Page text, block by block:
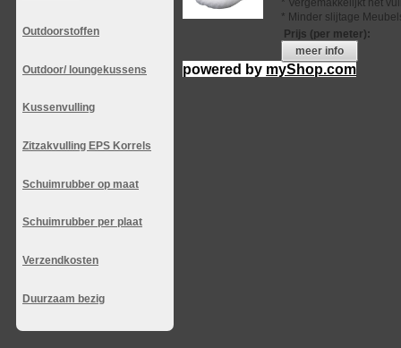
Outdoorstoffen
Outdoor/ loungekussens
Kussenvulling
Zitzakvulling EPS Korrels
Schuimrubber op maat
Schuimrubber per plaat
Verzendkosten
Duurzaam bezig
* Minder slijtage
Prijs (per meter):
meer info
powered by myShop.com